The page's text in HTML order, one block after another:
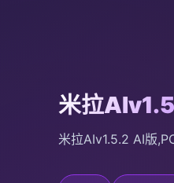
米拉
米拉AIv1.5.2 AI版